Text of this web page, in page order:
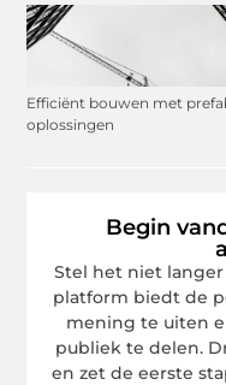
Efficiënt bouwen met
oplossingen
Begin
Stel het niet
platform biedt de
mening te uiten
publiek te delen.
en zet de eerste